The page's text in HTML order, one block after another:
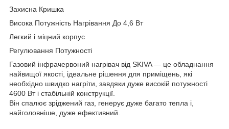
Захисна Кришка
Висока Потужність Нагрівання До 4,6 Вт
Легкий і міцний корпус
Регулювання Потужності
Газовий інфрачервоний нагрівач від SKIVA — це обладнання
найвищої якості, ідеальне рішення для приміщень, які
необхідно швидко нагріти, завдяки дуже високій потужності
4600 Вт і стабільній конструкції.
Він спалює зріджений газ, генерує дуже багато тепла і,
найголовніше, дуже ефективний.